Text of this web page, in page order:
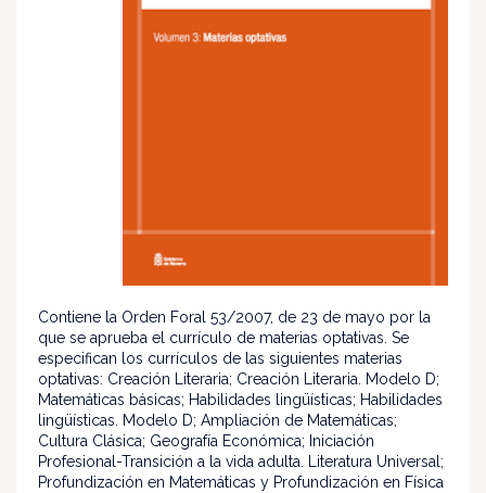
Contiene la Orden Foral 53/2007, de 23 de mayo por la
que se aprueba el currículo de materias optativas. Se
especifican los currículos de las siguientes materias
optativas: Creación Literaria; Creación Literaria. Modelo D;
Matemáticas básicas; Habilidades lingüísticas; Habilidades
lingüísticas. Modelo D; Ampliación de Matemáticas;
Cultura Clásica; Geografía Económica; Iniciación
Profesional-Transición a la vida adulta. Literatura Universal;
Profundización en Matemáticas y Profundización en Física